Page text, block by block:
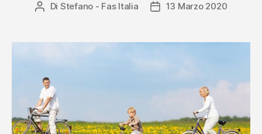
Autore
Di Stefano - Fas Italia
Data13 Marzo 2020